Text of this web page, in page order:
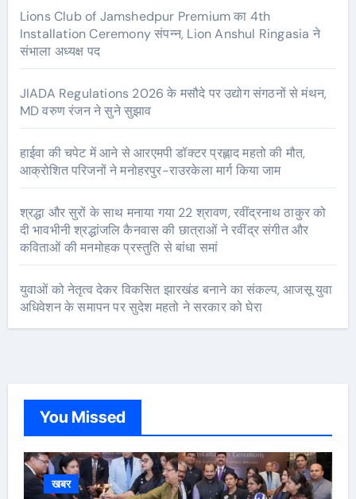
Lions Club of Jamshedpur Premium का 4th
Installation Ceremony संपन्न, Lion Anshul Ringasia ने
संभाला अध्यक्ष पद
JIADA Regulations 2026 के मसौदे पर उद्योग संगठनों से मंथन,
MD वरुण रंजन ने सुने सुझाव
हाईवा की चपेट में आने से आरएमपी डॉक्टर प्रह्लाद महतो की मौत,
आक्रोशित परिजनों ने मनोहरपुर-राउरकेला मार्ग किया जाम
श्रद्धा और सुरों के साथ मनाया गया 22 श्रावण, रवींद्रनाथ ठाकुर को
दी भावभीनी श्रद्धांजलि कैनवास की छात्राओं ने रवींद्र संगीत और
कविताओं की मनमोहक प्रस्तुति से बांधा समां
युवाओं को नेतृत्व देकर विकसित झारखंड बनाने का संकल्प, आजसू युवा
अधिवेशन के समापन पर सुदेश महतो ने सरकार को घेरा
You Missed
खबर